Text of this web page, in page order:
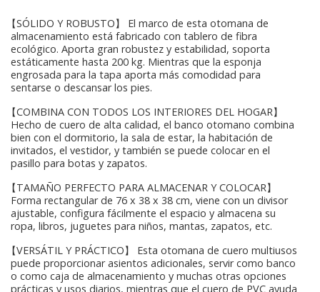
【SÓLIDO Y ROBUSTO】 El marco de esta otomana de
almacenamiento está fabricado con tablero de fibra
ecológico. Aporta gran robustez y estabilidad, soporta
estáticamente hasta 200 kg. Mientras que la esponja
engrosada para la tapa aporta más comodidad para
sentarse o descansar los pies.
【COMBINA CON TODOS LOS INTERIORES DEL HOGAR】
Hecho de cuero de alta calidad, el banco otomano combina
bien con el dormitorio, la sala de estar, la habitación de
invitados, el vestidor, y también se puede colocar en el
pasillo para botas y zapatos.
【TAMAÑO PERFECTO PARA ALMACENAR Y COLOCAR】
Forma rectangular de 76 x 38 x 38 cm, viene con un divisor
ajustable, configura fácilmente el espacio y almacena su
ropa, libros, juguetes para niños, mantas, zapatos, etc.
【VERSÁTIL Y PRÁCTICO】 Esta otomana de cuero multiusos
puede proporcionar asientos adicionales, servir como banco
o como caja de almacenamiento y muchas otras opciones
prácticas y usos diarios, mientras que el cuero de PVC ayuda